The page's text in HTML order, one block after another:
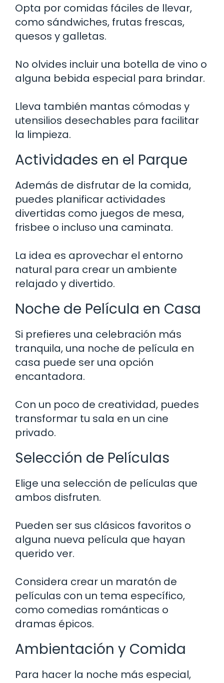
Opta por comidas fáciles de llevar,
como sándwiches, frutas frescas,
quesos y galletas.
No olvides incluir una botella de vino o
alguna bebida especial para brindar.
Lleva también mantas cómodas y
utensilios desechables para facilitar
la limpieza.
Actividades en el Parque
Además de disfrutar de la comida,
puedes planificar actividades
divertidas como juegos de mesa,
frisbee o incluso una caminata.
La idea es aprovechar el entorno
natural para crear un ambiente
relajado y divertido.
Noche de Película en Casa
Si prefieres una celebración más
tranquila, una noche de película en
casa puede ser una opción
encantadora.
Con un poco de creatividad, puedes
transformar tu sala en un cine
privado.
Selección de Películas
Elige una selección de películas que
ambos disfruten.
Pueden ser sus clásicos favoritos o
alguna nueva película que hayan
querido ver.
Considera crear un maratón de
películas con un tema específico,
como comedias románticas o
dramas épicos.
Ambientación y Comida
Para hacer la noche más especial,